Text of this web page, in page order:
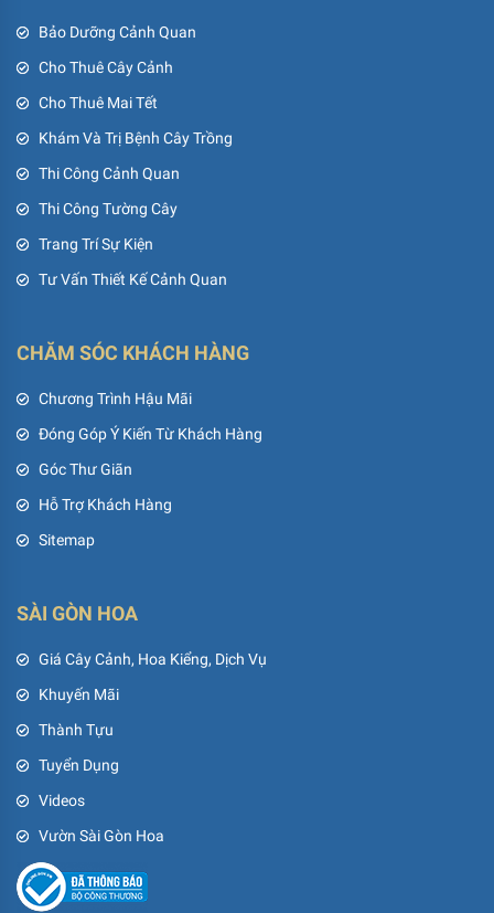
Bảo Dưỡng Cảnh Quan
Cho Thuê Cây Cảnh
Cho Thuê Mai Tết
Khám Và Trị Bệnh Cây Trồng
Thi Công Cảnh Quan
Thi Công Tường Cây
Trang Trí Sự Kiện
Tư Vấn Thiết Kế Cảnh Quan
CHĂM SÓC KHÁCH HÀNG
Chương Trình Hậu Mãi
Đóng Góp Ý Kiến Từ Khách Hàng
Góc Thư Giãn
Hỗ Trợ Khách Hàng
Sitemap
SÀI GÒN HOA
Giá Cây Cảnh, Hoa Kiểng, Dịch Vụ
Khuyến Mãi
Thành Tựu
Tuyển Dụng
Videos
Vườn Sài Gòn Hoa